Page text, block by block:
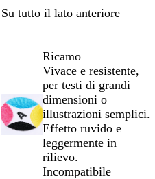
Su tutto il lato anteriore
Ricamo
Vivace e resistente,
per testi di grandi
dimensioni o
illustrazioni semplici.
Effetto ruvido e
leggermente in
rilievo.
Incompatibile